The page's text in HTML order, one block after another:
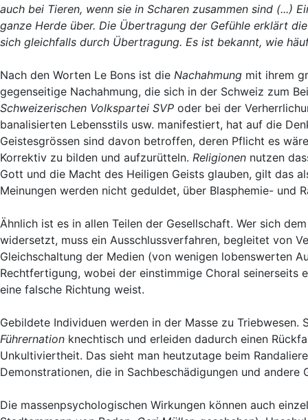
auch bei Tieren, wenn sie in Scharen zusammen sind (...)
ganze Herde über. Die Übertragung der Gefühle erklärt
sich gleichfalls durch Übertragung. Es ist bekannt, wie
Nach den Worten Le Bons ist die Nachahmung mit ihrem
gegenseitige Nachahmung, die sich in der Schweiz zum
Schweizerischen Volkspartei SVP oder bei der
banalisierten Lebensstils usw. manifestiert, hat auf die
Geistesgrössen sind davon betroffen, deren Pflicht es
Korrektiv zu bilden und aufzurütteln. Religionen nutzen
Gott und die Macht des Heiligen Geists glauben, gilt das
Meinungen werden nicht geduldet, über Blasphemie- und
Ähnlich ist es in allen Teilen der Gesellschaft. Wer sich
widersetzt, muss ein Ausschlussverfahren, begleitet von
Gleichschaltung der Medien (von wenigen lobenswerten
Rechtfertigung, wobei der einstimmige Choral seinerseits
eine falsche Richtung weist.
Gebildete Individuen werden in der Masse zu Triebwesen.
Führernation knechtisch und erleiden dadurch einen
Unkultiviertheit. Das sieht man heutzutage beim
Demonstrationen, die in Sachbeschädigungen und
Die massenpsychologischen Wirkungen können auch